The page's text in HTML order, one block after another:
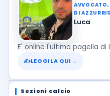
AVVOCATO,
DI
Luca
E' online l'ultima pagella di
✍LEGGILA QUI →
Sezioni calcio